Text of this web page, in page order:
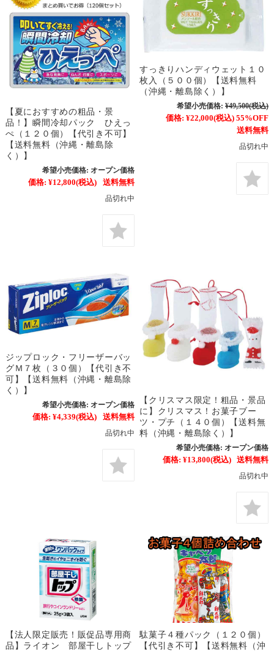
【夏におすすめの粗品・景
品！】瞬間冷却パック ひえっ
ぺ（１２０個）【代引き不可】
【送料無料（沖縄・離島除
く）】
希望小売価格: オープン価格
価格: ¥12,800(税込)
送料無料
品切れ中
すっきりハンディウェット１０
枚入（５００個）【送料無料
（沖縄・離島除く）】
希望小売価格: ¥49,500(税込)
価格: ¥22,000(税込) 55%OFF
送料無料
品切れ中
ジップロック・フリーザーバッ
グＭ７枚（３０個）【代引き不
可】【送料無料（沖縄・離島除
く）】
希望小売価格: オープン価格
価格: ¥4,339(税込)
送料無料
品切れ中
【クリスマス限定！粗品・景品
に】クリスマス！お菓子ブー
ツ・プチ（１４０個）【送料無
料（沖縄・離島除く）】
希望小売価格: オープン価格
価格: ¥13,800(税込)
送料無料
品切れ中
【法人限定販売！販促品専用商
品】ライオン 部屋干しトップ
駄菓子４種パック（１２０個）
【代引き不可】【送料無料（沖